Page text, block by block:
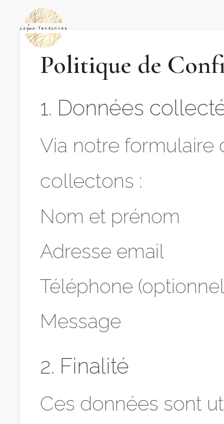
Politique de
1. Données
Via notre formulaire
collectons :
Nom et prénom
Adresse email
Téléphone
Message
2. Finalité
Ces données sont